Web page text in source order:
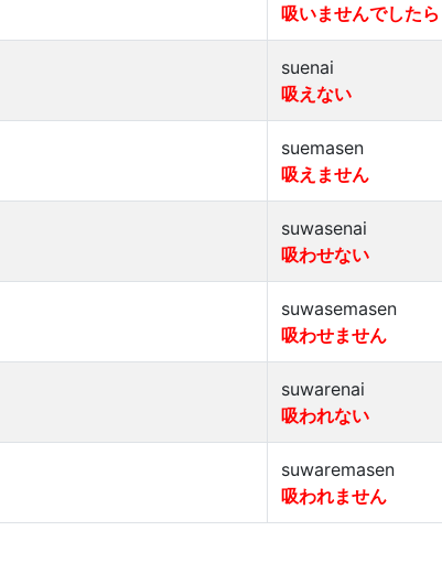
吸いませんでしたら
suenai
吸えない
suemasen
吸えません
suwasenai
吸わせない
suwasemasen
吸わせません
suwarenai
吸われない
suwaremasen
吸われません